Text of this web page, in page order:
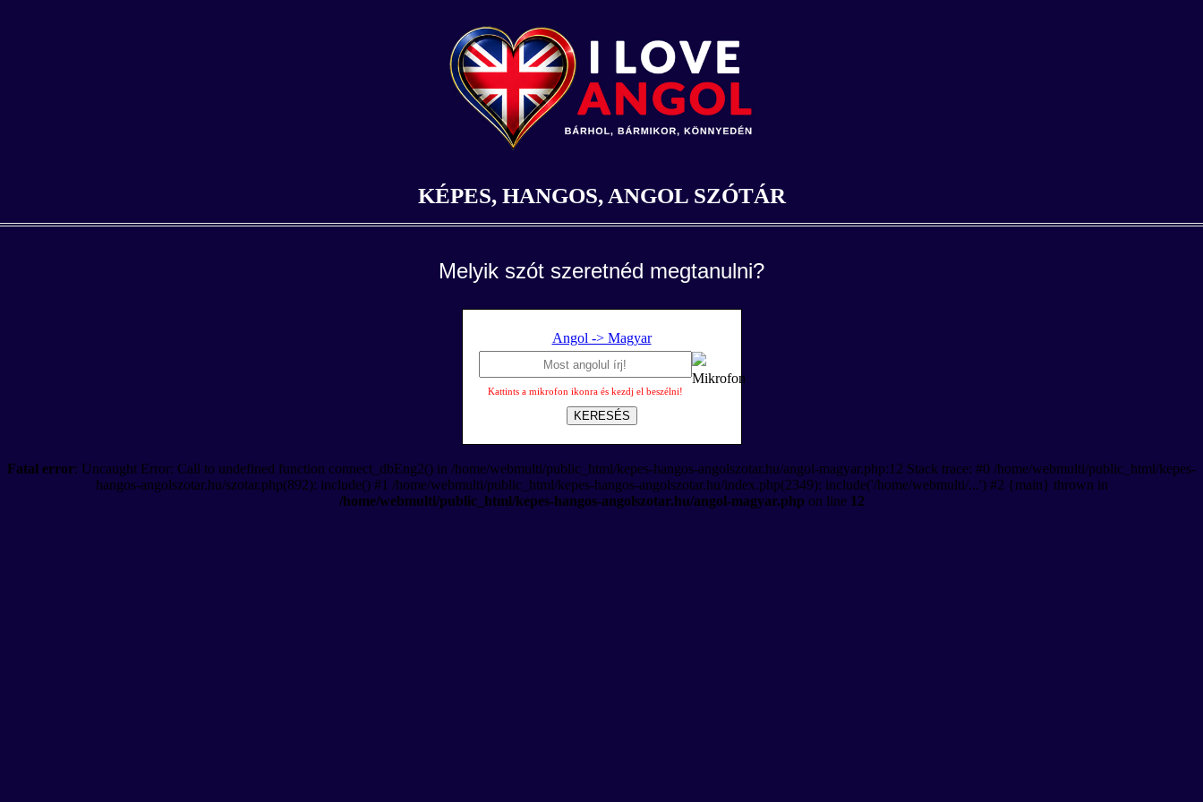
KÉPES, HANGOS, ANGOL SZÓTÁR
Melyik szót szeretnéd megtanulni?
Angol -> Magyar
Kattints a mikrofon ikonra és kezdj el beszélni!
KERESÉS
Fatal error: Uncaught Error: Call to undefined function connect_dbEng2() in /home/webmulti/public_html/kepes-hangos-angolszotar.hu/angol-magyar.php:12 Stack trace: #0 /home/webmulti/public_html/kepes-
hangos-angolszotar.hu/szotar.php(892): include() #1 /home/webmulti/public_html/kepes-hangos-angolszotar.hu/index.php(2349): include('/home/webmulti/...') #2 {main} thrown in
/home/webmulti/public_html/kepes-hangos-angolszotar.hu/angol-magyar.php on line 12